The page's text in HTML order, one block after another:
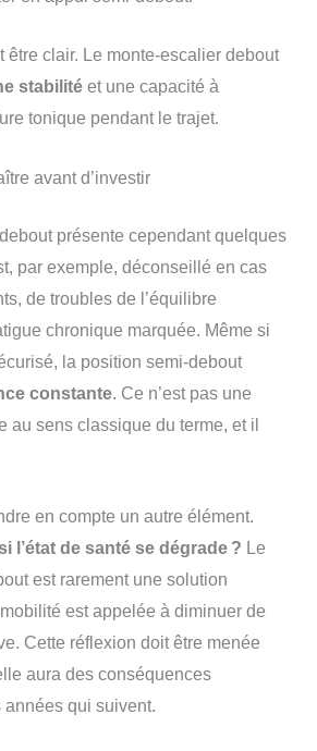
être clair. Le monte-escalier debout
stabilitéet une capacité à
tonique pendant le trajet.
avant d’investir
présente cependant quelques
par exemple, déconseillé en cas
de troubles de l’équilibre
chronique marquée. Même si
la position semi-debout
constante. Ce n’est pas une
au sens classique du terme, et il
en compte un autre élément.
l’état de santé se dégrade ? Le
est rarement une solution
est appelée à diminuer de
Cette réflexion doit être menée
aura des conséquences
qui suivent.